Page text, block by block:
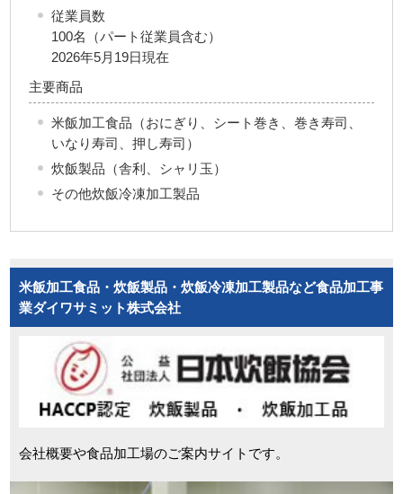
従業員数
100名（パート従業員含む）
2026年5月19日現在
主要商品
米飯加工食品（おにぎり、シート巻き、巻き寿司、
いなり寿司、押し寿司）
炊飯製品（舎利、シャリ玉）
その他炊飯冷凍加工製品
米飯加工食品・炊飯製品・炊飯冷凍加工製品など食品加工事
業ダイワサミット株式会社
会社概要や食品加工場のご案内サイトです。